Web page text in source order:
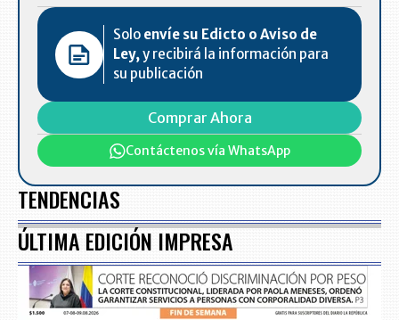
Solo envíe su Edicto o Aviso de
Ley,y recibirá la información para
su publicación
Comprar Ahora
Contáctenos vía WhatsApp
TENDENCIAS
ÚLTIMA EDICIÓN IMPRESA